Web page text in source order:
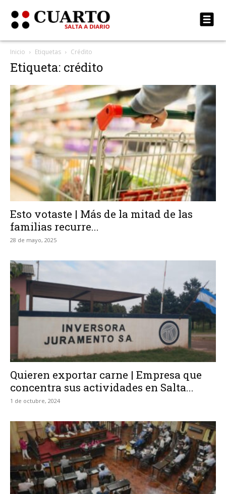
Inicio Etiquetas Crédito
Etiqueta: crédito
Esto votaste | Más de la mitad de las
familias recurre...
28 de mayo, 2025
Quieren exportar carne | Empresa que
concentra sus actividades en Salta...
1 de octubre, 2024